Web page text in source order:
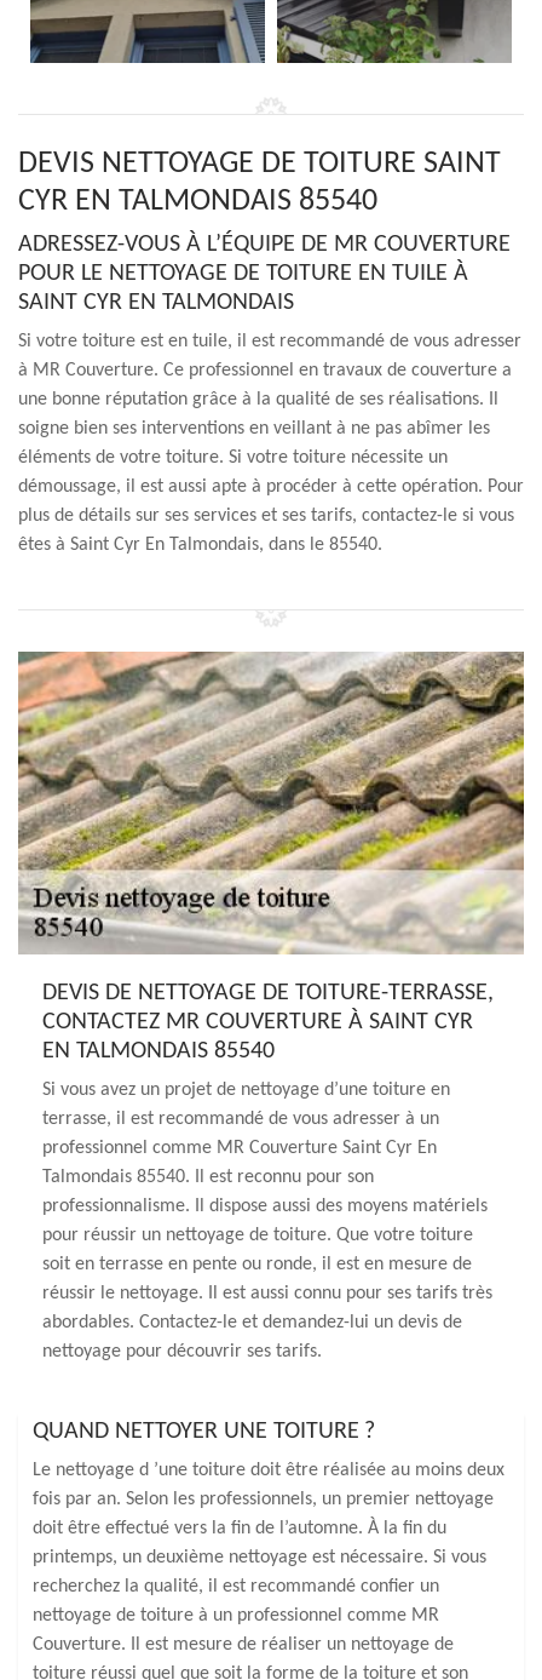
DEVIS NETTOYAGE DE TOITURE SAINT
CYR EN TALMONDAIS 85540
ADRESSEZ-VOUS À L’ÉQUIPE DE MR COUVERTURE
POUR LE NETTOYAGE DE TOITURE EN TUILE À
SAINT CYR EN TALMONDAIS
Si votre toiture est en tuile, il est recommandé de vous adresser
à MR Couverture. Ce professionnel en travaux de couverture a
une bonne réputation grâce à la qualité de ses réalisations. Il
soigne bien ses interventions en veillant à ne pas abîmer les
éléments de votre toiture. Si votre toiture nécessite un
démoussage, il est aussi apte à procéder à cette opération. Pour
plus de détails sur ses services et ses tarifs, contactez-le si vous
êtes à Saint Cyr En Talmondais, dans le 85540.
DEVIS DE NETTOYAGE DE TOITURE-TERRASSE,
CONTACTEZ MR COUVERTURE À SAINT CYR
EN TALMONDAIS 85540
Si vous avez un projet de nettoyage d’une toiture en
terrasse, il est recommandé de vous adresser à un
professionnel comme MR Couverture Saint Cyr En
Talmondais 85540. Il est reconnu pour son
professionnalisme. Il dispose aussi des moyens matériels
pour réussir un nettoyage de toiture. Que votre toiture
soit en terrasse en pente ou ronde, il est en mesure de
réussir le nettoyage. Il est aussi connu pour ses tarifs très
abordables. Contactez-le et demandez-lui un devis de
nettoyage pour découvrir ses tarifs.
QUAND NETTOYER UNE TOITURE ?
Le nettoyage d ’une toiture doit être réalisée au moins deux
fois par an. Selon les professionnels, un premier nettoyage
doit être effectué vers la fin de l’automne. À la fin du
printemps, un deuxième nettoyage est nécessaire. Si vous
recherchez la qualité, il est recommandé confier un
nettoyage de toiture à un professionnel comme MR
Couverture. Il est mesure de réaliser un nettoyage de
toiture réussi quel que soit la forme de la toiture et son